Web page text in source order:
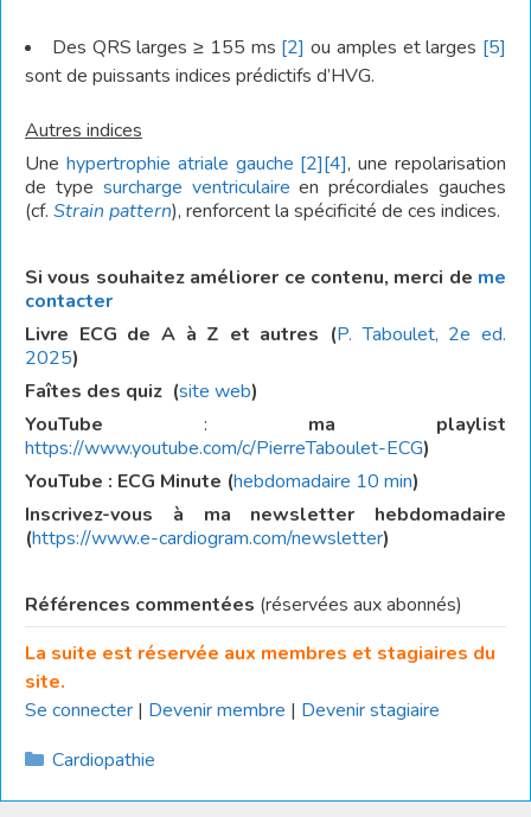
Des QRS larges ≥ 155 ms [2] ou amples et larges [5]
sont de puissants indices prédictifs d’HVG.
Autres indices
Une hypertrophie atriale gauche [2][4], une repolarisation
de type surcharge ventriculaire en précordiales gauches
(cf. Strain pattern), renforcent la spécificité de ces indices.
Si vous souhaitez améliorer ce contenu, merci de me
contacter
Livre ECG de A à Z et autres (P. Taboulet, 2e ed.
2025)
Faîtes des quiz (site web)
YouTube : ma playlist
https://www.youtube.com/c/PierreTaboulet-ECG)
YouTube : ECG Minute (hebdomadaire 10 min)
Inscrivez-vous à ma newsletter hebdomadaire
(https://www.e-cardiogram.com/newsletter)
Références commentées (réservées aux abonnés)
La suite est réservée aux membres et stagiaires du
site.
Se connecter | Devenir membre | Devenir stagiaire
Catégories
Cardiopathie